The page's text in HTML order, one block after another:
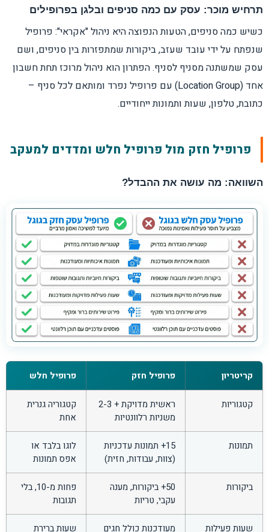
תרחיש מוכר: עסק עם כמה סניפים ובלגן בפרופילים
כשיש כמה סניפים, הטעות הנפוצה היא ניהול "אקראי": פרופיל
שנפתח על ידי עובד שעזב, ביקורות שמתפזרות בין סניפים, ושם
עסק שמשתנה מסניף לסניף. הפתרון הוא ניהול מרוכז תחת חשבון
אחד (Location Group) עם פרופיל נפרד ומותאם לכל סניף –
כתובת, טלפון, שעות ותמונות ייחודיים.
פרופיל חזק מול פרופיל חלש ומדדים למעקב
השוואה: מה עושה את ההבדל?
קריטריון פרופיל חזק פרופיל חלש
קטגוריות
ראשית מדויקת + 2-3
משניות רלוונטיות
קטגוריה גנרית
אחת
תמונות
15+ תמונות עדכניות
(צוות, עבודות, חזית)
לוגו בלבד או
אפס תמונות
ביקורות
50+ ביקורות, מענה
עקבי, טריות
פחות מ-10, בלי
תגובות
שעות פעילות מעודכנות כולל חגים שעות ברירת